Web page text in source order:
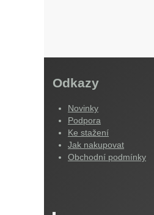
Odkazy
Novinky
Podpora
Ke stažení
Jak nakupovat
Obchodní podmínky